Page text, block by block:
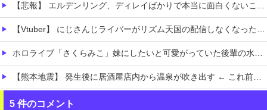
【悲報】 エルデンリング、ディレイばかりで本当に面白くないこのゲーム←賛同の声が多数…
【Vtuber】 にじさんじライバーがリズム天国の配信しなくなったけど何かあったのか？「やってる人いるよ、タイミング的にRUST・あらなみ・パワプロがメインだったし」
ホロライブ「さくらみこ」妹にしたいと可愛がっていた後輩の水宮枢「みこ先輩怖かった」ゲスト出演したスバルの小屋で暴露！野うさぎ可哀想と怒る
【熊本地震】 発生後に居酒屋店内から温泉が吹き出す ← これ前触れじゃね？
【画像】 思わず保存したくなる「笑える画像・最高な画像」貼っていけｗｗｗｗｗ
5 件のコメント